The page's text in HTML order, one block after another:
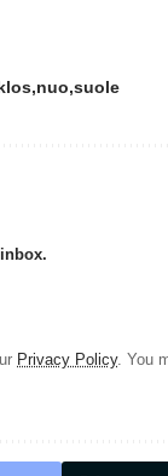
nuo suole
Privacy Policy. You